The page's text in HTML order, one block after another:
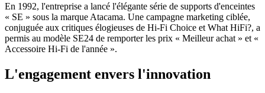
En 1992, l'entreprise a lancé l'élégante série de supports d'enceintes
« SE » sous la marque Atacama. Une campagne marketing ciblée,
conjuguée aux critiques élogieuses de Hi-Fi Choice et What HiFi?, a
permis au modèle SE24 de remporter les prix « Meilleur achat » et «
Accessoire Hi-Fi de l'année ».
L'engagement envers l'innovation